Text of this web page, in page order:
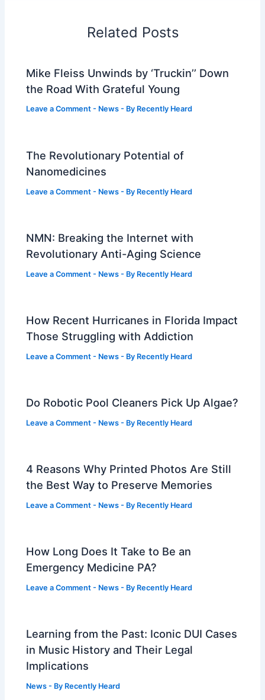
Related Posts
Mike Fleiss Unwinds by ‘Truckin’’ Down
the Road With Grateful Young
Leave a Comment - News - By Recently Heard
The Revolutionary Potential of
Nanomedicines
Leave a Comment - News - By Recently Heard
NMN: Breaking the Internet with
Revolutionary Anti-Aging Science
Leave a Comment - News - By Recently Heard
How Recent Hurricanes in Florida Impact
Those Struggling with Addiction
Leave a Comment - News - By Recently Heard
Do Robotic Pool Cleaners Pick Up Algae?
Leave a Comment - News - By Recently Heard
4 Reasons Why Printed Photos Are Still
the Best Way to Preserve Memories
Leave a Comment - News - By Recently Heard
How Long Does It Take to Be an
Emergency Medicine PA?
Leave a Comment - News - By Recently Heard
Learning from the Past: Iconic DUI Cases
in Music History and Their Legal
Implications
News - By Recently Heard